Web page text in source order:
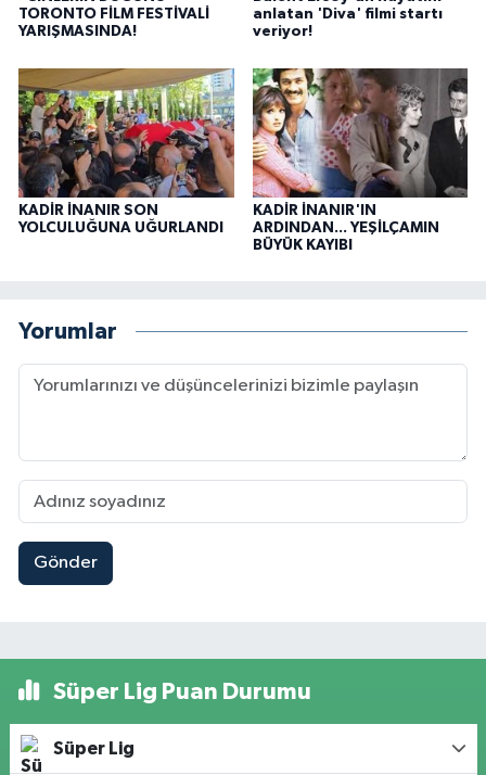
TORONTO FİLM FESTİVALİ
YARIŞMASINDA!
anlatan 'Diva' filmi startı
veriyor!
KADİR İNANIR SON
YOLCULUĞUNA UĞURLANDI
KADİR İNANIR'IN
ARDINDAN... YEŞİLÇAMIN
BÜYÜK KAYIBI
Yorumlar
Gönder
Süper Lig Puan Durumu
Süper Lig